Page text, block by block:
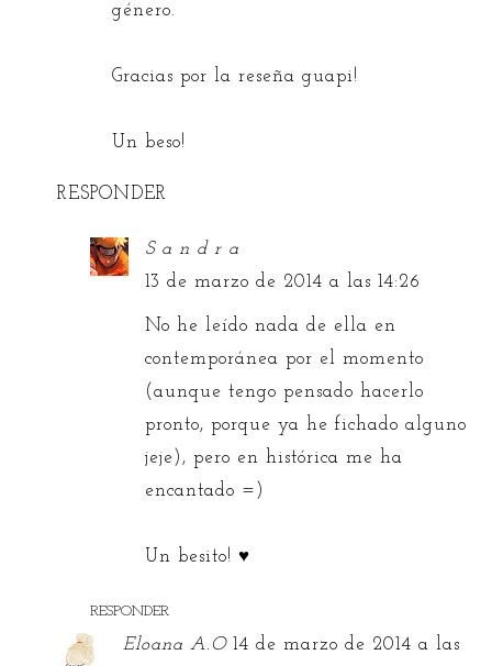
género.
Gracias por la reseña guapi!
Un beso!
RESPONDER
S a n d r a
13 de marzo de 2014 a las 14:26
No he leído nada de ella en
contemporánea por el momento
(aunque tengo pensado hacerlo
pronto, porque ya he fichado alguno
jeje), pero en histórica me ha
encantado =)
Un besito! ♥
RESPONDER
Eloana A.O14 de marzo de 2014 a las